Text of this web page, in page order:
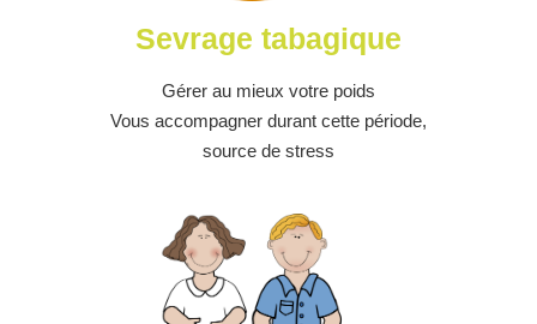
Sevrage tabagique
Gérer au mieux votre poids
Vous accompagner durant cette période,
source de stress